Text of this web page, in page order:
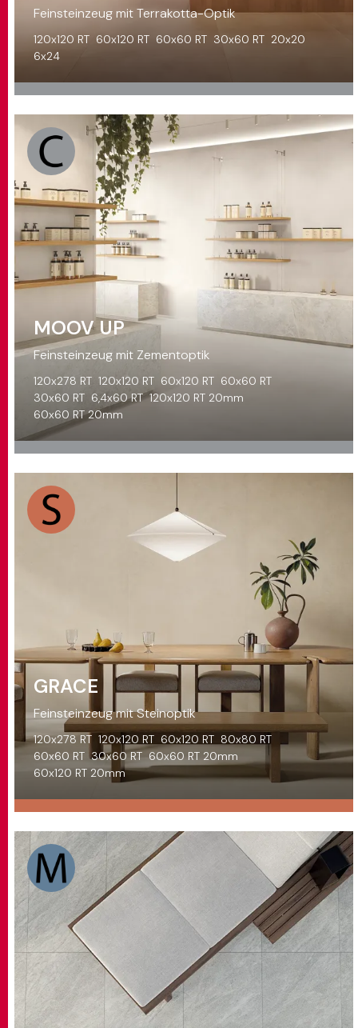
Feinsteinzeug mit Terrakotta-Optik
120x120 RT 60x120 RT 60x60 RT 30x60 RT 20x20
6x24
MOOV UP
Feinsteinzeug mit Zementoptik
120x278 RT 120x120 RT 60x120 RT 60x60 RT
30x60 RT 6,4x60 RT 120x120 RT 20mm
60x60 RT 20mm
GRACE
Feinsteinzeug mit Steinoptik
120x278 RT 120x120 RT 60x120 RT 80x80 RT
60x60 RT 30x60 RT 60x60 RT 20mm
60x120 RT 20mm